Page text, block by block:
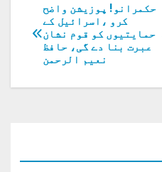
حکمرانو! پوزیشن واضح
کرو ،اسرائیل کے
حمایتیوں کو قوم نشان
عبرت بنا دے گی، حافظ
نعیم الرحمن